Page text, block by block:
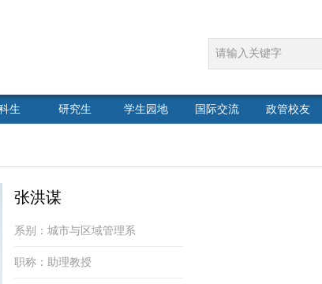
生 研究生 学生园地 国际交流 政管校友
张洪谋
系别：城市与区域管理系
职称：助理教授